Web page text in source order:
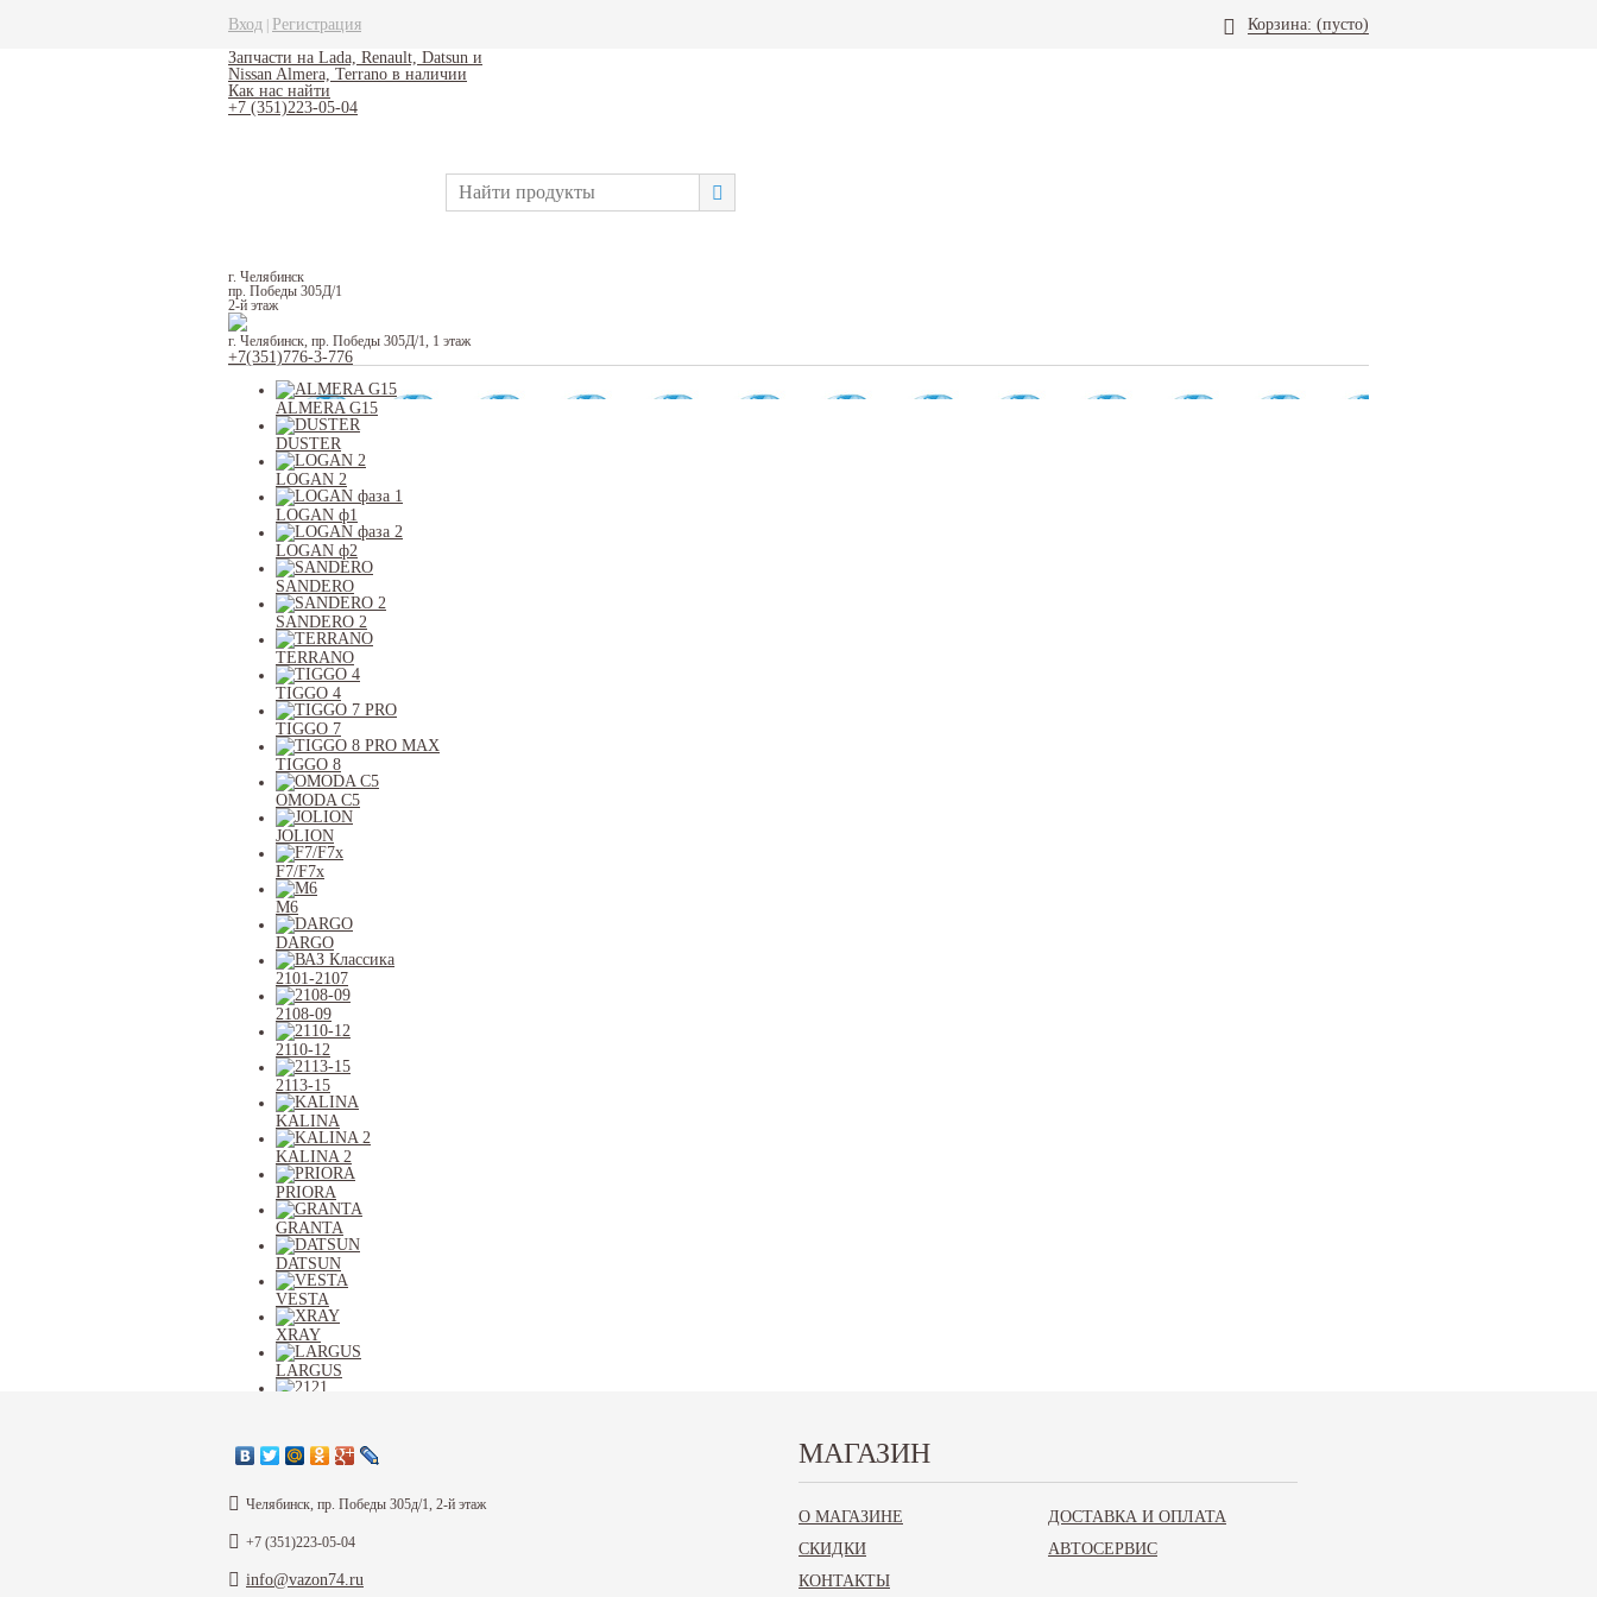
Вход Регистрация Корзина: (пусто)
Запчасти на Lada, Renault, Datsun и
Nissan Almera, Terrano в наличии
Как нас найти
+7 (351)223-05-04
г. Челябинск
пр. Победы 305Д/1
2-й этаж
г. Челябинск, пр. Победы 305Д/1, 1 этаж
+7(351)776-3-776
ALMERA G15
DUSTER
LOGAN 2
LOGAN ф1
LOGAN ф2
SANDERO
SANDERO 2
TERRANO
TIGGO 4
TIGGO 7
TIGGO 8
OMODA C5
JOLION
F7/F7x
M6
DARGO
2101-2107
2108-09
2110-12
2113-15
KALINA
KALINA 2
PRIORA
GRANTA
DATSUN
VESTA
XRAY
LARGUS
Корзина
Челябинск, пр. Победы 305д/1, 2-й этаж
+7 (351)223-05-04
info@vazon74.ru
МАГАЗИН
О МАГАЗИНЕ
ДОСТАВКА И ОПЛАТА
СКИДКИ
АВТОСЕРВИС
КОНТАКТЫ